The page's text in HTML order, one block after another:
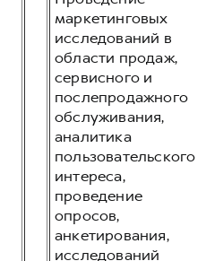
от 2 499 000 ₽
от 3 799 000 ₽
маркетинговых
исследований в
области продаж,
сервисного и
послепродажного
обслуживания,
аналитика
пользовательского
интереса,
проведение
опросов,
анкетирования,
исследований